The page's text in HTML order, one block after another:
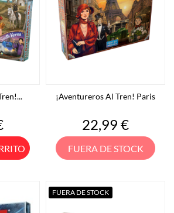
¡Aventureros Al Tren! Paris
Precio
22,99 €
FUERA DE STOCK
FUERA DE STOCK